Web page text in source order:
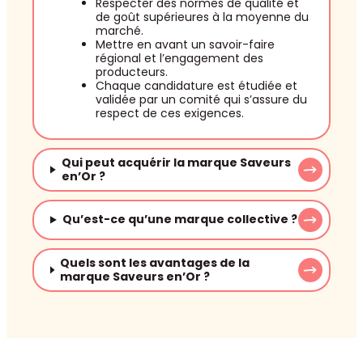
de goût supérieures à la moyenne du
marché.
Mettre en avant un savoir-faire
régional et l’engagement des
producteurs.
Chaque candidature est étudiée et
validée par un comité qui s’assure du
respect de ces exigences.
Qui peut acquérir la marque Saveurs
en’Or ?
Qu’est-ce qu’une marque collective ?
Quels sont les avantages de la
marque Saveurs en’Or ?